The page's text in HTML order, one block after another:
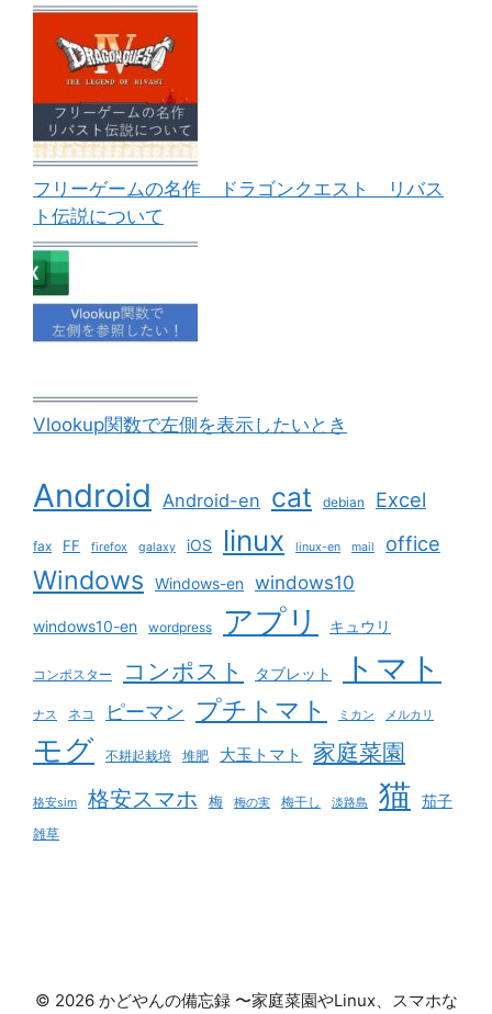
フリーゲームの名作 ドラゴンクエスト リバス
ト伝説について
Vlookup関数で左側を表示したいとき
Android Android-en cat debian Excel
fax FF firefox galaxy iOS linux linux-en mail office
Windows Windows-en windows10
windows10-en wordpress アプリ キュウリ
コンポスター コンポスト タブレット トマト
ナス ネコ ピーマン プチトマト ミカン メルカリ
モグ 不耕起栽培 堆肥 大玉トマト 家庭菜園
格安sim 格安スマホ 梅 梅の実 梅干し 淡路島 猫 茄子
雑草
© 2026 かどやんの備忘録 〜家庭菜園やLinux、スマホな